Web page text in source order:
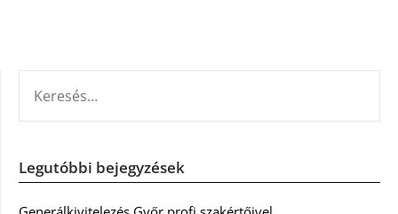
Legutóbbi bejegyzések